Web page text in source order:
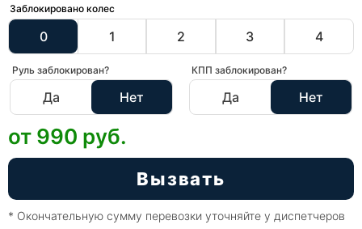
Заблокировано колес
0 1 2 3 4
Руль заблокирован?
Да Нет
КПП заблокирован?
Да Нет
Вызвать
от 990 руб.
* Окончательную сумму перевозки уточняйте у диспетчеров